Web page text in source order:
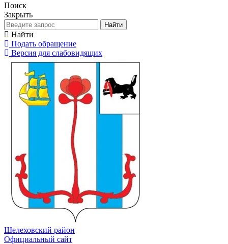
Поиск
Закрыть
Найти
Найти
Подать обращение
Версия для слабовидящих
Шелеховский район
Официальный сайт